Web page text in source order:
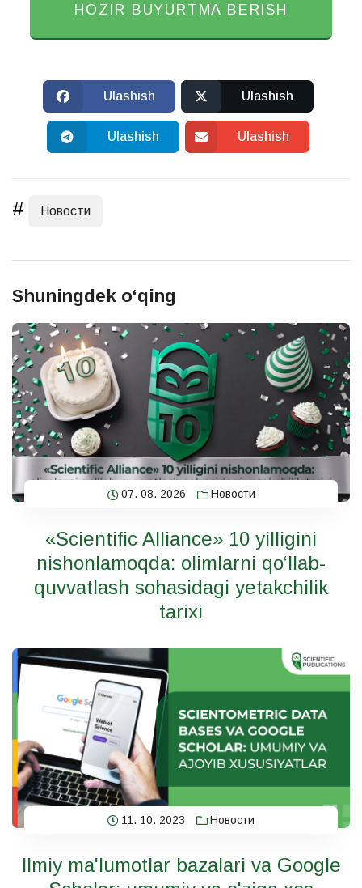
HOZIR BUYURTMA BERISH
Ulashish Ulashish
Ulashish Ulashish
# Новости
Shuningdek o‘qing
07. 08. 2026 Новости
«Scientific Alliance» 10 yilligini
nishonlamoqda: olimlarni qo‘llab-
quvvatlash sohasidagi yetakchilik
tarixi
11. 10. 2023 Новости
Ilmiy ma'lumotlar bazalari va Google